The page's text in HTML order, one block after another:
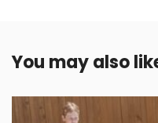
You may also